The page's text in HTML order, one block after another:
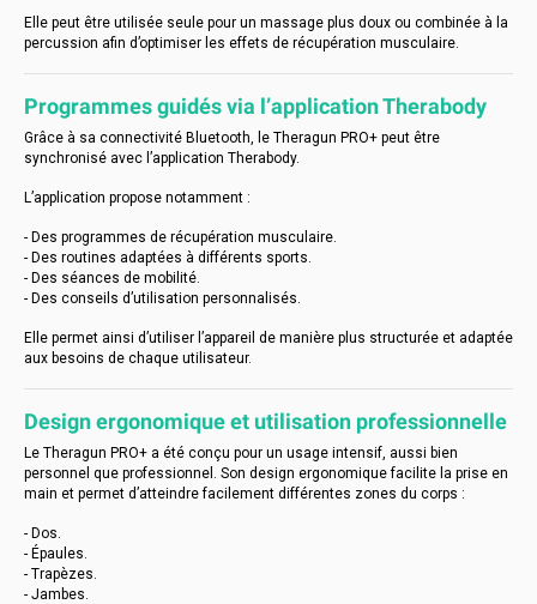
Elle peut être utilisée seule pour un massage plus doux ou combinée à la
percussion afin d’optimiser les effets de récupération musculaire.
Programmes guidés via l’application Therabody
Grâce à sa connectivité Bluetooth, le Theragun PRO+ peut être
synchronisé avec l’application Therabody.
L’application propose notamment :
- Des programmes de récupération musculaire.
- Des routines adaptées à différents sports.
- Des séances de mobilité.
- Des conseils d’utilisation personnalisés.
Elle permet ainsi d’utiliser l’appareil de manière plus structurée et adaptée
aux besoins de chaque utilisateur.
Design ergonomique et utilisation professionnelle
Le Theragun PRO+ a été conçu pour un usage intensif, aussi bien
personnel que professionnel. Son design ergonomique facilite la prise en
main et permet d’atteindre facilement différentes zones du corps :
- Dos.
- Épaules.
- Trapèzes.
- Jambes.